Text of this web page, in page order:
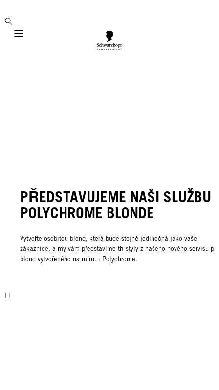
Mobile navigation
PŘEDSTAVUJEME NAŠI SLUŽBU
POLYCHROME BLONDE
Vytvořte osobitou blond, která bude stejně jedinečná jako vaše
zákaznice, a my vám představíme tři styly z našeho nového servisu pro
blond vytvořeného na míru. : Polychrome.